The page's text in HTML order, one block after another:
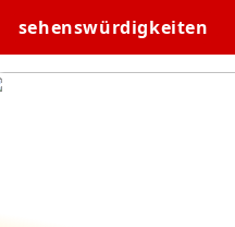
sehenswürdigkeiten